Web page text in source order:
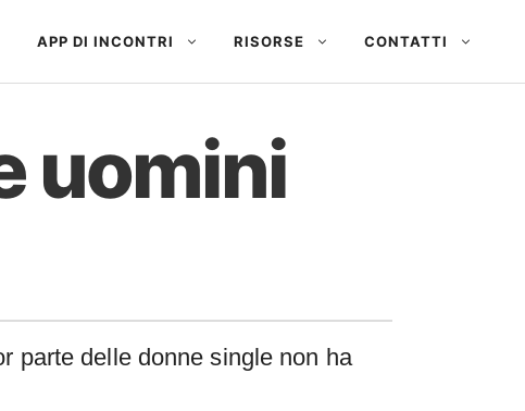
APP DI INCONTRI RISORSE CONTATTI
uomini
parte delle donne single non ha